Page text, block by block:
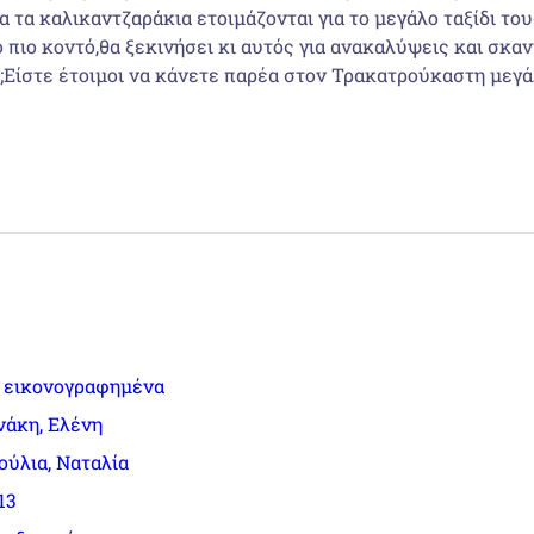
καλικαντζαράκια ετοιμάζονται για το μεγάλο ταξίδι
κοντό,θα ξεκινήσει κι αυτός για ανακαλύψεις και
έτοιμοι να κάνετε παρέα στον Τρακατρούκαστη
εικονογραφημένα
Ελένη
Ναταλία